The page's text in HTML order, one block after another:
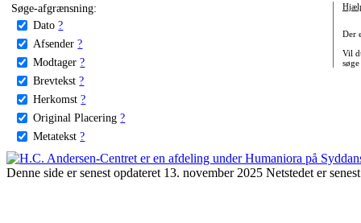
Søge-afgrænsning:
Dato ?
Afsender ?
Modtager ?
Brevtekst ?
Herkomst ?
Original Placering ?
Metatekst ?
Der
Vil
Denne side er senest opdateret 13. november 2025 Netstedet er